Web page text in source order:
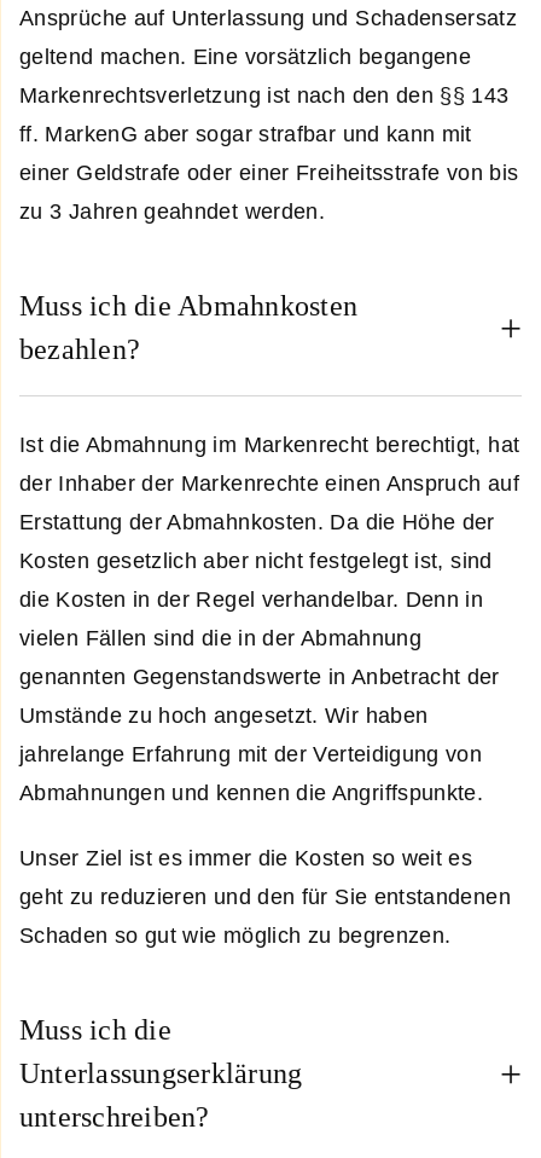
Ansprüche auf Unterlassung und Schadensersatz
geltend machen. Eine vorsätzlich begangene
Markenrechtsverletzung ist nach den den §§ 143
ff. MarkenG aber sogar strafbar und kann mit
einer Geldstrafe oder einer Freiheitsstrafe von bis
zu 3 Jahren geahndet werden.
Muss ich die Abmahnkosten
bezahlen?
Ist die Abmahnung im Markenrecht berechtigt, hat
der Inhaber der Markenrechte einen Anspruch auf
Erstattung der Abmahnkosten. Da die Höhe der
Kosten gesetzlich aber nicht festgelegt ist, sind
die Kosten in der Regel verhandelbar. Denn in
vielen Fällen sind die in der Abmahnung
genannten Gegenstandswerte in Anbetracht der
Umstände zu hoch angesetzt. Wir haben
jahrelange Erfahrung mit der Verteidigung von
Abmahnungen und kennen die Angriffspunkte.
Unser Ziel ist es immer die Kosten so weit es
geht zu reduzieren und den für Sie entstandenen
Schaden so gut wie möglich zu begrenzen.
Muss ich die
Unterlassungserklärung
unterschreiben?